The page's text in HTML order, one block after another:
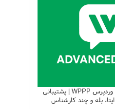
افزونه چت پیشرفته وردپرس WPPP | پشتیبانی
بله و چند کارشناس